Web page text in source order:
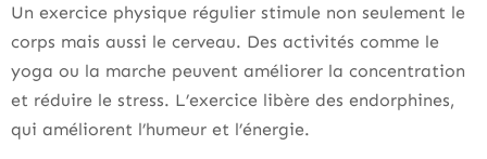
Un exercice physique régulier stimule non seulement le
corps mais aussi le cerveau. Des activités comme le
yoga ou la marche peuvent améliorer la concentration
et réduire le stress. L’exercice libère des endorphines,
qui améliorent l’humeur et l’énergie.